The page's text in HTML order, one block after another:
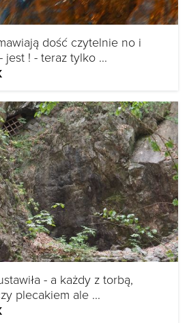
dość czytelnie no i
jest ! - teraz tylko ...
- a każdy z torbą,
plecakiem ale ...